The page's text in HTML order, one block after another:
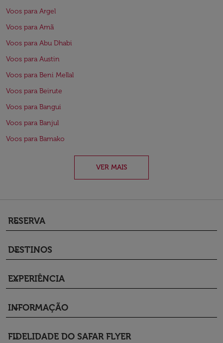
Voos para Argel
Voos para Amã
Voos para Abu Dhabi
Voos para Austin
Voos para Beni Mellal
Voos para Beirute
Voos para Bangui
Voos para Banjul
Voos para Bamako
VER MAIS
RESERVA
keyboard_arrow_down
DESTINOS
keyboard_arrow_down
EXPERIÊNCIA
keyboard_arrow_down
INFORMAÇÃO
keyboard_arrow_down
FIDELIDADE DO SAFAR FLYER
keyboard_arrow_down